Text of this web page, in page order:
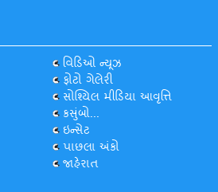
વિડિઓ ન્યૂઝ
ફોટો ગેલેરી
સોશ્યિલ મીડિયા આવૃત્તિ
કસુંબો...
ઇન્સેટ
પાછલા અંકો
જાહેરાત